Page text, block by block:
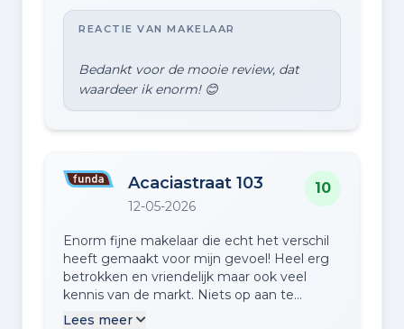
REACTIE VAN MAKELAAR
Bedankt voor de mooie review, dat
Acaciastraat 103
12-05-2026
10
Enorm fijne makelaar die echt het verschil
heeft gemaakt voor mijn gevoel! Heel erg
betrokken en vriendelijk maar ook veel
kennis van de markt. Niets op aan te
merken zou Casper iedereen aanraden!
Lees meer